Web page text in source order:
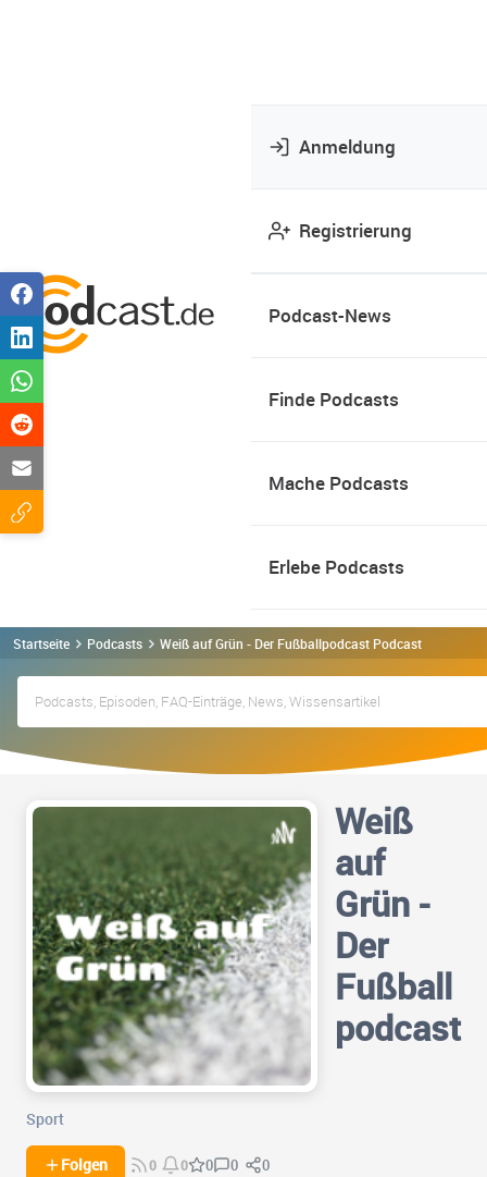
Anmeldung
Registrierung
Podcast-News
Finde Podcasts
Mache Podcasts
Erlebe Podcasts
Startseite Podcasts Weiß auf Grün - Der Fußballpodcast Podcast
Weiß
auf
Grün -
Der
Fußball
podcast
Sport
Folgen 0 0 0 0 0